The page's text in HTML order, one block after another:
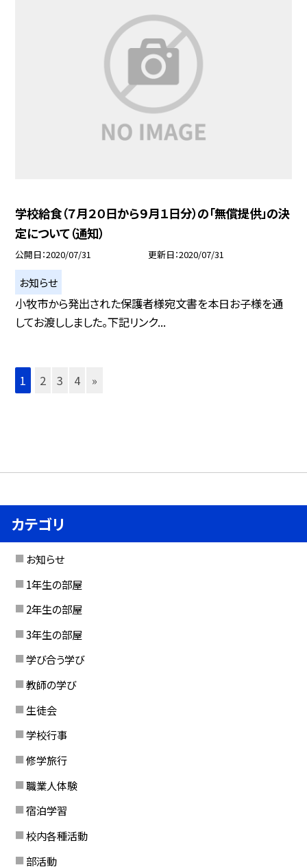
学校給食（７月２０日から９月１日分）の「無償提供」の決
定について（通知）
公開日 2020/07/31 更新日 2020/07/31
お知らせ
小牧市から発出された保護者様宛文書を本日お子様を通
してお渡ししました。下記リンク...
1 2 3 4 »
カテゴリ
お知らせ
1年生の部屋
2年生の部屋
3年生の部屋
学び合う学び
教師の学び
生徒会
学校行事
修学旅行
職業人体験
宿泊学習
校内各種活動
部活動